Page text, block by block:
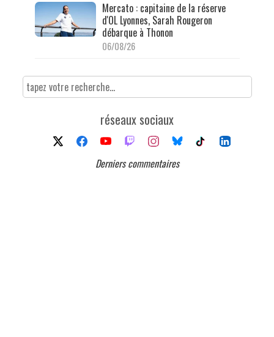
Mercato : capitaine de la réserve
d'OL Lyonnes, Sarah Rougeron
débarque à Thonon
06/08/26
réseaux sociaux
Derniers commentaires